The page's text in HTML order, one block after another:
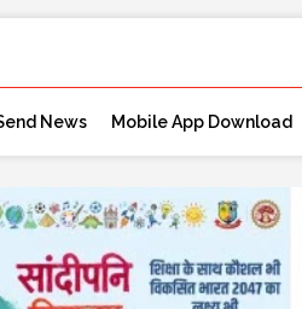
News Mobile App Download